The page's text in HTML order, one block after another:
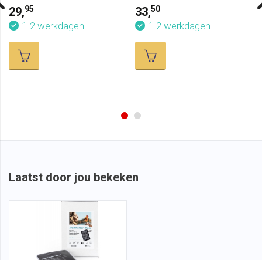
29,95
1-2 werkdagen
33,50
1-2 werkdagen
Laatst door jou bekeken